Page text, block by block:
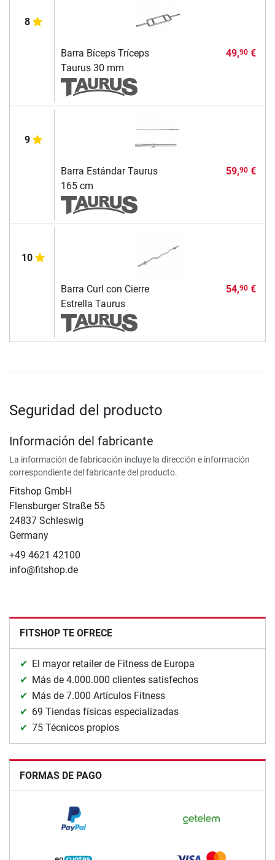
8
Barra Bíceps Tríceps
Taurus 30 mm
49,90€
9
Barra Estándar Taurus
165 cm
59,90€
10
Barra Curl con Cierre
Estrella Taurus
54,90€
Seguridad del producto
Información del fabricante
La información de fabricación incluye la dirección e información
correspondiente del fabricante del producto.
Fitshop GmbH
Flensburger Straße 55
24837 Schleswig
Germany
+49 4621 42100
info@fitshop.de
FITSHOP TE OFRECE
El mayor retailer de Fitness de Europa
Más de 4.000.000 clientes satisfechos
Más de 7.000 Artículos Fitness
69 Tiendas físicas especializadas
75 Técnicos propios
FORMAS DE PAGO